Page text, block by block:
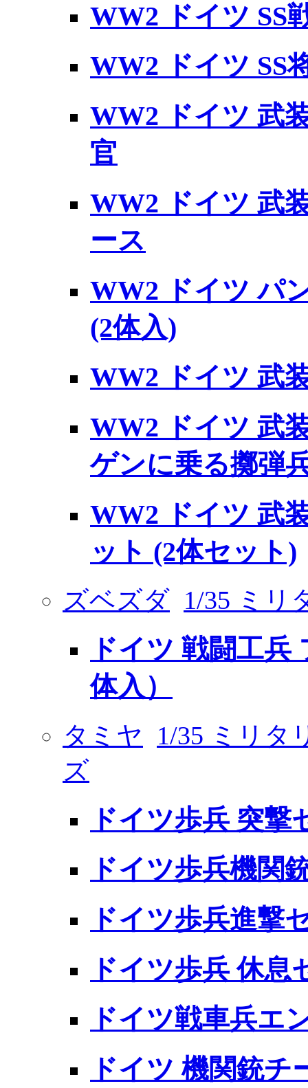
WW2 ドイツ SS
WW2 ドイツ SS
WW2 ドイツ 武
官
WW2 ドイツ 武
ース
WW2 ドイツ パ
(2体入)
WW2 ドイツ 武
WW2 ドイツ 武
ゲンに乗る擲弾
WW2 ドイツ 武
ット (2体セット)
ズベズダ 1/35 ミリ
ドイツ 戦闘工
体入）
タミヤ
1/35 ミリタ
ズ
ドイツ歩兵 突撃
ドイツ歩兵機関
ドイツ歩兵進撃
ドイツ歩兵 休息
ドイツ戦車兵エ
ドイツ 機関銃